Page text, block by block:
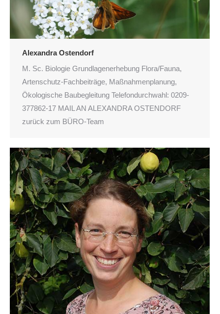
Alexandra Ostendorf
M. Sc. Biologie Grundlagenerhebung Flora/Fauna,
Artenschutz-Fachbeiträge, Maßnahmenplanung,
Ökologische Baubegleitung Telefondurchwahl: 0209-
377862-17 MAIL AN ALEXANDRA OSTENDORF
zurück zum BÜRO-Team